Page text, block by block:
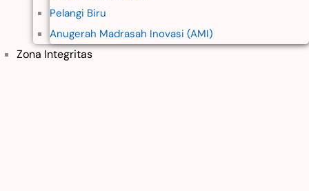
Pelangi Biru
Anugerah Madrasah Inovasi (AMI)
Zona Integritas